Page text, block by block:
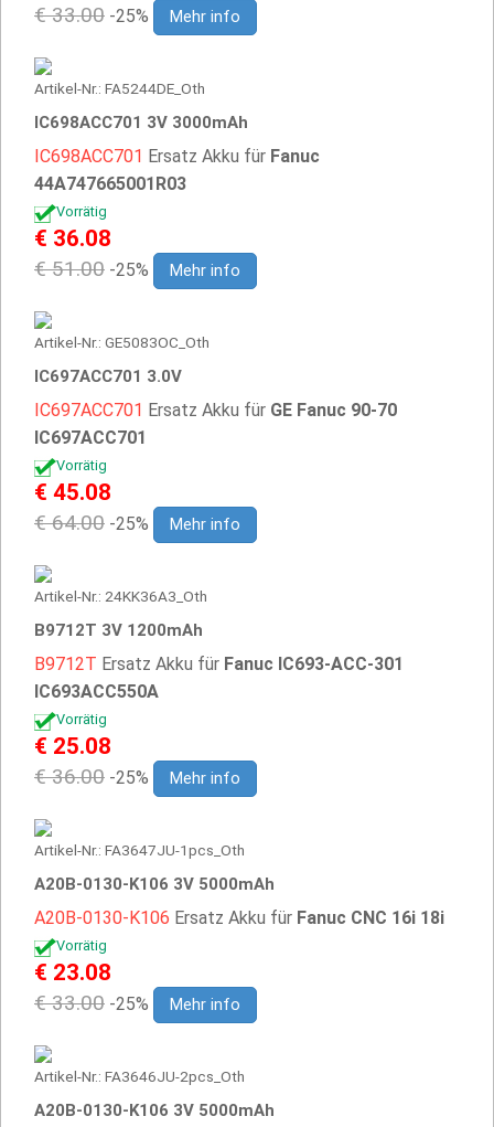
€ 33.00 -25% Mehr info
Artikel-Nr.: FA5244DE_Oth
IC698ACC701 3V 3000mAh
IC698ACC701 Ersatz Akku für Fanuc
44A747665001R03
Vorrätig
€ 36.08
€ 51.00 -25% Mehr info
Artikel-Nr.: GE5083OC_Oth
IC697ACC701 3.0V
IC697ACC701 Ersatz Akku für GE Fanuc 90-70
IC697ACC701
Vorrätig
€ 45.08
€ 64.00 -25% Mehr info
Artikel-Nr.: 24KK36A3_Oth
B9712T 3V 1200mAh
B9712T Ersatz Akku für Fanuc IC693-ACC-301
IC693ACC550A
Vorrätig
€ 25.08
€ 36.00 -25% Mehr info
Artikel-Nr.: FA3647JU-1pcs_Oth
A20B-0130-K106 3V 5000mAh
A20B-0130-K106 Ersatz Akku für Fanuc CNC 16i 18i
Vorrätig
€ 23.08
€ 33.00 -25% Mehr info
Artikel-Nr.: FA3646JU-2pcs_Oth
A20B-0130-K106 3V 5000mAh